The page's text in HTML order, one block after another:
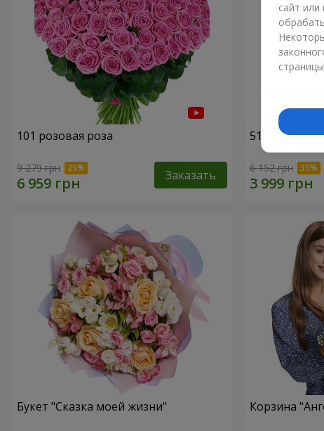
101 розовая роза
9 279 грн Заказать
51 розовая
6 152 грн
Букет "Сказка моей жизни" Корзина
сайт